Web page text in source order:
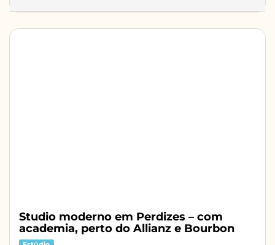
Studio moderno em Perdizes – com
academia, perto do Allianz e Bourbon